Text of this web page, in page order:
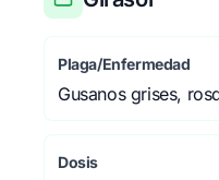
Plaga/Enfermedad
Gusanos grises,
Dosis